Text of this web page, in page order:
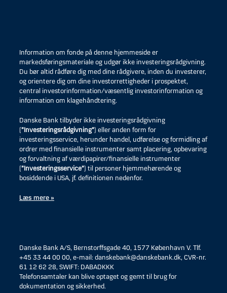
Information om fonde på denne hjemmeside er
markedsføringsmateriale og udgør ikke investeringsrådgivning.
Du bør altid rådføre dig med dine rådgivere, inden du investerer,
og orientere dig om dine investorrettigheder i prospektet,
central investorinformation/væsentlig investorinformation og
information om klagehåndtering.
Danske Bank tilbyder ikke investeringsrådgivning
(”Investeringsrådgivning”) eller anden form for
investeringsservice, herunder handel, udførelse og formidling af
ordrer med finansielle instrumenter samt placering, opbevaring
og forvaltning af værdipapirer/finansielle instrumenter
(”Investeringsservice”) til personer hjemmehørende og
bosiddende i USA, jf. definitionen nedenfor.
Læs mere »
Danske Bank A/S, Bernstorffsgade 40, 1577 København V. Tlf.
+45 33 44 00 00, e-mail: danskebank@danskebank.dk, CVR-nr.
61 12 62 28, SWIFT: DABADKKK
Telefonsamtaler kan blive optaget og gemt til brug for
dokumentation og sikkerhed.